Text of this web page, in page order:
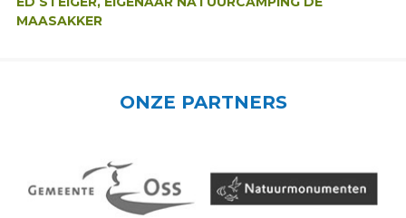
MAASAKKER
ONZE PARTNERS